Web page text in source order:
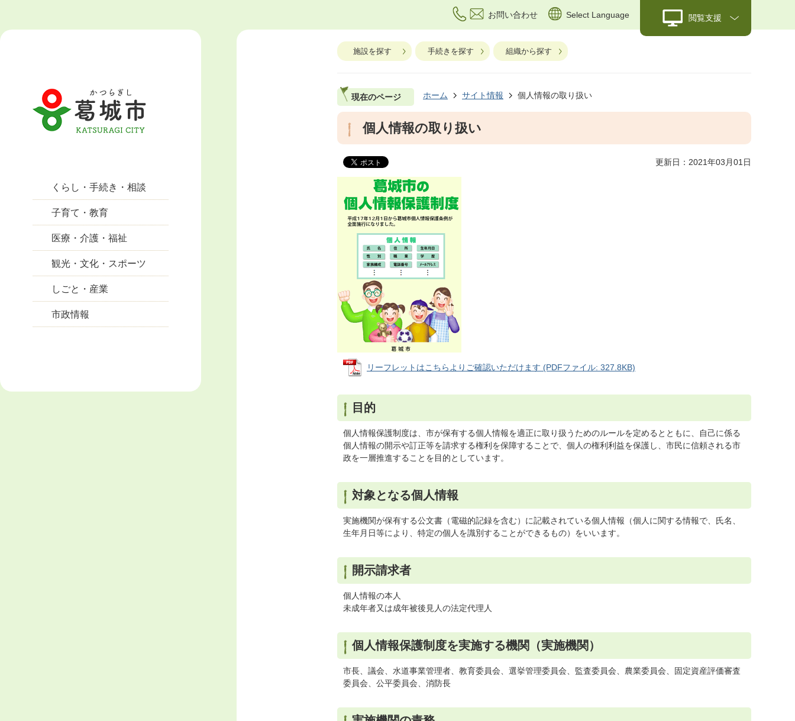
お問い合わせ Select Language 閲覧支援
くらし・手続き・相談
子育て・教育
医療・介護・福祉
観光・文化・スポーツ
しごと・産業
市政情報
施設を探す 手続きを探す 組織から探す
現在のページ ホーム サイト情報 個人情報の取り扱い
個人情報の取り扱い
更新日：2021年03月01日
リーフレットはこちらよりご確認いただけます (PDFファイル: 327.8KB)
目的
個人情報保護制度は、市が保有する個人情報を適正に取り扱うためのルールを定めるとともに、自己に係る
個人情報の開示や訂正等を請求する権利を保障することで、個人の権利利益を保護し、市民に信頼される市
政を一層推進することを目的としています。
対象となる個人情報
実施機関が保有する公文書（電磁的記録を含む）に記載されている個人情報（個人に関する情報で、氏名、
生年月日等により、特定の個人を識別することができるもの）をいいます。
開示請求者
個人情報の本人
未成年者又は成年被後見人の法定代理人
個人情報保護制度を実施する機関（実施機関）
市長、議会、水道事業管理者、教育委員会、選挙管理委員会、監査委員会、農業委員会、固定資産評価審査
委員会、公平委員会、消防長